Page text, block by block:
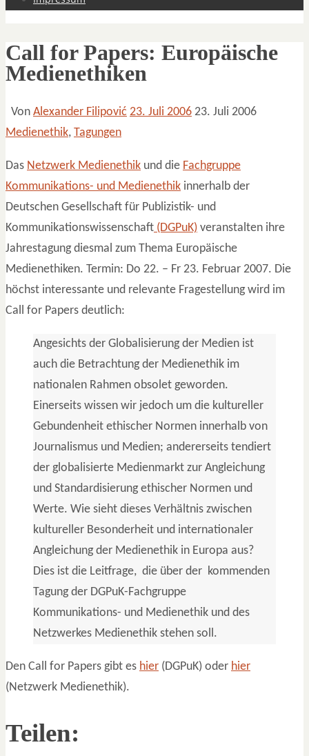
Call for Papers: Europäische
Medienethiken
Von Alexander Filipović 23. Juli 2006 23. Juli 2006
Medienethik, Tagungen
Das Netzwerk Medienethik und die Fachgruppe
Kommunikations- und Medienethik innerhalb der
Deutschen Gesellschaft für Publizistik- und
Kommunikationswissenschaft (DGPuK) veranstalten ihre
Jahrestagung diesmal zum Thema Europäische
Medienethiken. Termin: Do 22. – Fr 23. Februar 2007. Die
höchst interessante und relevante Fragestellung wird im
Call for Papers deutlich:
Angesichts der Globalisierung der Medien ist
auch die Betrachtung der Medienethik im
nationalen Rahmen obsolet geworden.
Einerseits wissen wir jedoch um die kultureller
Gebundenheit ethischer Normen innerhalb von
Journalismus und Medien; andererseits tendiert
der globalisierte Medienmarkt zur Angleichung
und Standardisierung ethischer Normen und
Werte. Wie sieht dieses Verhältnis zwischen
kultureller Besonderheit und internationaler
Angleichung der Medienethik in Europa aus?
Dies ist die Leitfrage, die über der kommenden
Tagung der DGPuK-Fachgruppe
Kommunikations- und Medienethik und des
Netzwerkes Medienethik stehen soll.
Den Call for Papers gibt es hier (DGPuK) oder hier
(Netzwerk Medienethik).
Teilen: